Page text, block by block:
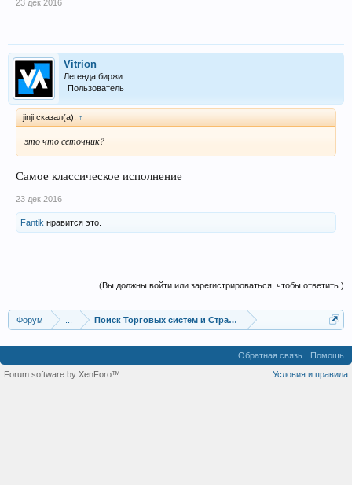
23 дек 2016
Vitrion
Легенда биржи
Пользователь
jinji сказал(а): ↑
это что сеточник?
Самое классическое исполнение
23 дек 2016
Fantik нравится это.
(Вы должны войти или зарегистрироваться, чтобы ответить.)
Форум Поиск Торговых систем и Стратегий
Обратная связь
Помощь
Условия и правила
Forum software by XenForo™